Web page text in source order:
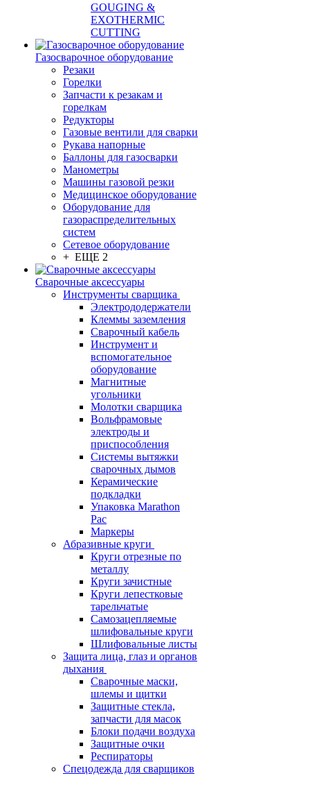
GOUGING &
EXOTHERMIC
CUTTING
Газосварочное оборудование
Резаки
Горелки
Запчасти к резакам и
горелкам
Редукторы
Газовые вентили для сварки
Рукава напорные
Баллоны для газосварки
Манометры
Машины газовой резки
Медицинское оборудование
Оборудование для
газораспределительных
систем
Сетевое оборудование
+ ЕЩЕ 2
Сварочные аксессуары
Инструменты сварщика
Электрододержатели
Клеммы заземления
Сварочный кабель
Инструмент и
вспомогательное
оборудование
Магнитные
угольники
Молотки сварщика
Вольфрамовые
электроды и
приспособления
Системы вытяжки
сварочных дымов
Керамические
подкладки
Упаковка Marathon
Pac
Маркеры
Абразивные круги
Круги отрезные по
металлу
Круги зачистные
Круги лепестковые
тарельчатые
Самозацепляемые
шлифовальные круги
Шлифовальные листы
Защита лица, глаз и органов
дыхания
Сварочные маски,
шлемы и щитки
Защитные стекла,
запчасти для масок
Блоки подачи воздуха
Защитные очки
Респираторы
Спецодежда для сварщиков